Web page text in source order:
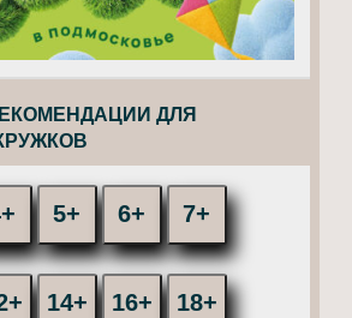
ДЛЯ
5+ 6+ 7+
14+ 16+ 18+